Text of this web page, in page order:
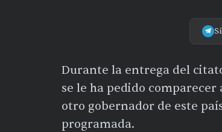
Durante la entrega del
se le ha pedido
otro gobernador de este
programada.